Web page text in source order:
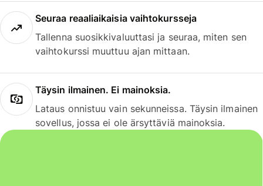
Seuraa reaaliaikaisia vaihtokursseja
Tallenna suosikkivaluuttasi ja seuraa, miten sen
vaihtokurssi muuttuu ajan mittaan.
Täysin ilmainen. Ei mainoksia.
Lataus onnistuu vain sekunneissa. Täysin ilmainen
sovellus, jossa ei ole ärsyttäviä mainoksia.